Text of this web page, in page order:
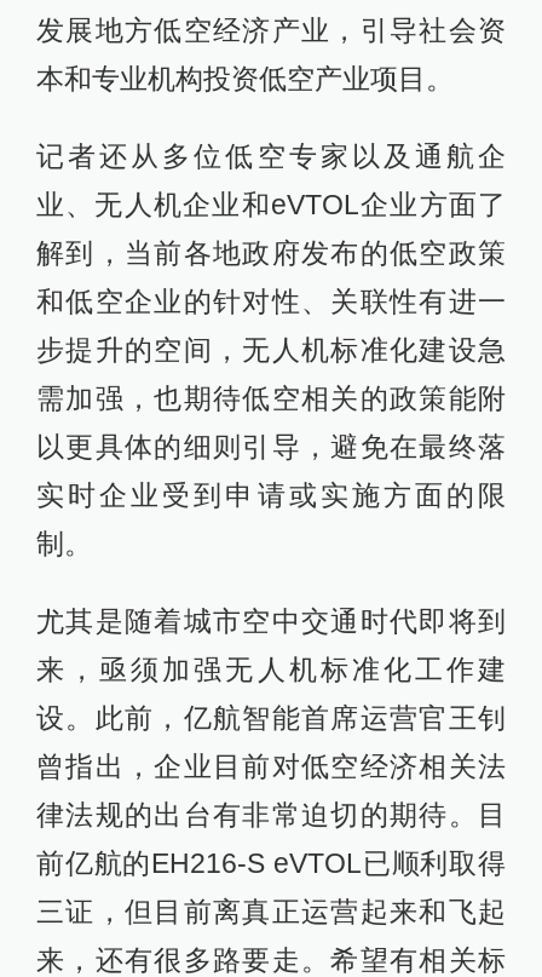
发展地方低空经济产业，引导社会资
本和专业机构投资低空产业项目。
记者还从多位低空专家以及通航企
业、无人机企业和eVTOL企业方面了
解到，当前各地政府发布的低空政策
和低空企业的针对性、关联性有进一
步提升的空间，无人机标准化建设急
需加强，也期待低空相关的政策能附
以更具体的细则引导，避免在最终落
实时企业受到申请或实施方面的限
制。
尤其是随着城市空中交通时代即将到
来，亟须加强无人机标准化工作建
设。此前，亿航智能首席运营官王钊
曾指出，企业目前对低空经济相关法
律法规的出台有非常迫切的期待。目
前亿航的EH216-S eVTOL已顺利取得
三证，但目前离真正运营起来和飞起
来，还有很多路要走。希望有相关标